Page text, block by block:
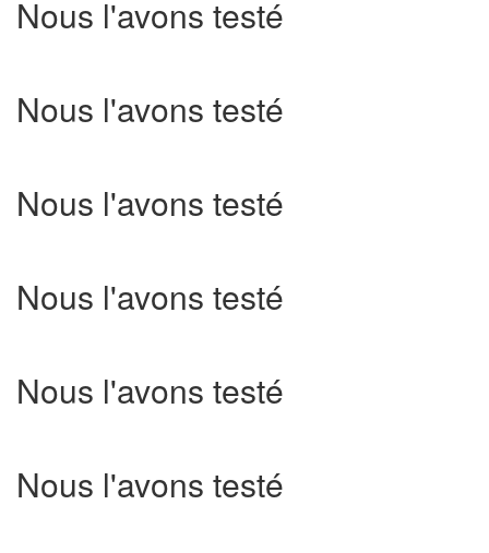
Nous l'avons testé
Nous l'avons testé
Nous l'avons testé
Nous l'avons testé
Nous l'avons testé
Nous l'avons testé